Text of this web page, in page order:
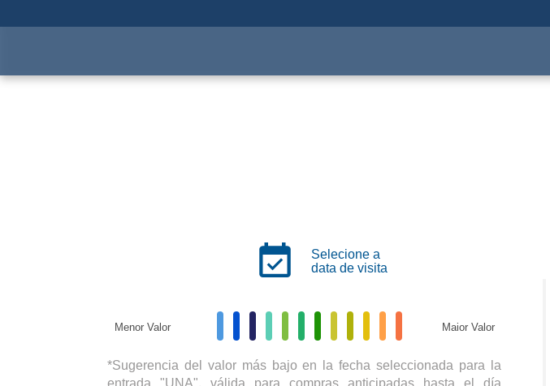
Selecione a
data de visita
Menor Valor Maior Valor
*Sugerencia del valor más bajo en la fecha seleccionada para la